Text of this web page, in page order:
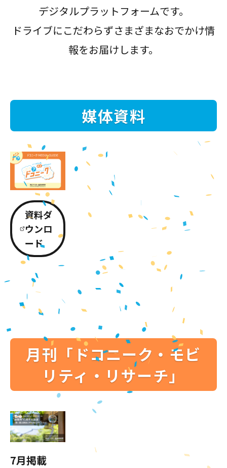
デジタルプラットフォームです。
ドライブにこだわらずさまざまなおでかけ情
報をお届けします。
媒体資料
資料ダ
ウンロ
ード
月刊「ドコニーク・モビ
リティ・リサーチ」
7月掲載